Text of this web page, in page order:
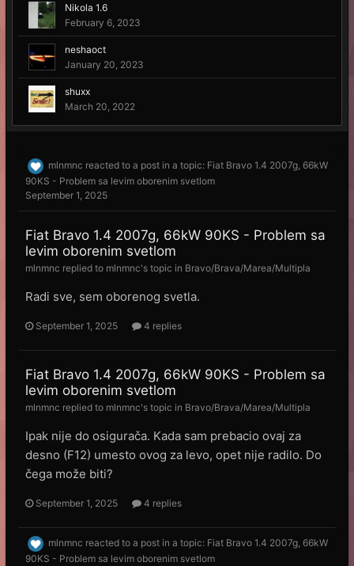
Nikola 1.6
February 6, 2023
neshaoct
January 20, 2023
shuxx
March 20, 2022
mlnmnc reacted to a post in a topic: Fiat Bravo 1.4 2007g, 66kW
90KS - Problem sa levim oborenim svetlom
September 1, 2025
Fiat Bravo 1.4 2007g, 66kW 90KS - Problem sa
levim oborenim svetlom
mlnmnc replied to mlnmnc's topic in Bravo/Brava/Marea/Multipla
Radi sve, sem oborenog svetla.
September 1, 2025 4 replies
Fiat Bravo 1.4 2007g, 66kW 90KS - Problem sa
levim oborenim svetlom
mlnmnc replied to mlnmnc's topic in Bravo/Brava/Marea/Multipla
Ipak nije do osigurača. Kada sam prebacio ovaj za
desno (F12) umesto ovog za levo, opet nije radilo. Do
čega može biti?
September 1, 2025 4 replies
mlnmnc reacted to a post in a topic: Fiat Bravo 1.4 2007g, 66kW
90KS - Problem sa levim oborenim svetlom